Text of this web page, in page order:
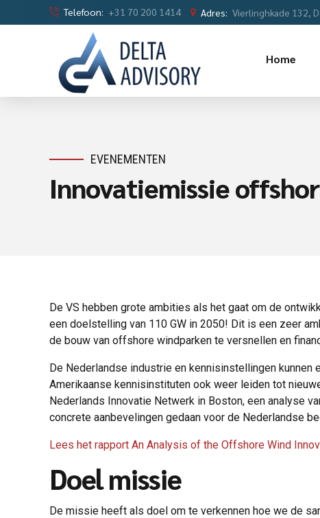
Telefoon: +31 70 200 1414 Adres: Vierlinghkade 132,
Home
EVENEMENTEN
Innovatiemissie
De VS hebben grote ambities als het gaat om de
een doelstelling van 110 GW in 2050! Dit is een zeer
de bouw van offshore windparken te versnellen en
De Nederlandse industrie en kennisinstellingen
Amerikaanse kennisinstituten ook weer leiden tot
Nederlands Innovatie Netwerk in Boston, een analyse
concrete aanbevelingen gedaan voor de Nederlandse
Lees het rapport An Analysis of the Offshore Wind
Doel missie
De missie heeft als doel om te verkennen hoe we de